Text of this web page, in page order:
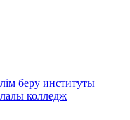
беру институты
колледж